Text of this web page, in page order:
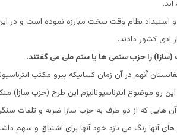
و استبداد نظام وقت سخت مبارزه نموده است و در
ادی کشور دادند.
را حزب ستمی ها یا ستم ملی می گفتند.
آنهم در آن زمان کسانیکه پیرو مکتب
این رو موضوع انترناسیونالیزم این طرح (حزب سازا)
آن هایی که از دو طرف به حزب سازا ضربه و تلفات
آنها رنگ می بازد خود آنها برای اشتیاق و سهم